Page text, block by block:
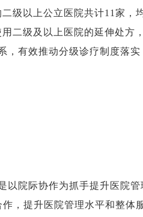
级以上公立医院共计11家，
二级及以上医院的延伸处方
，有效推动分级诊疗制度落实
以院际协作为抓手提升医院管
，提升医院管理水平和整体